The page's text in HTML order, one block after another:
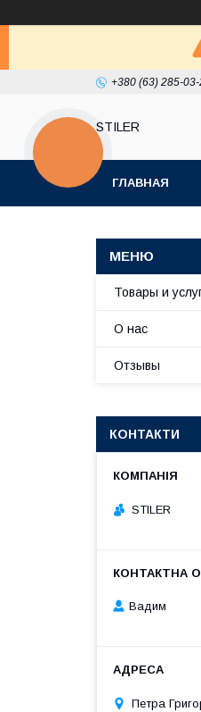
+380 (63) 285-
STILER
ГЛАВНАЯ
Товары и
О нас
Отзывы
КОНТАКТИ
STILER
Вадим
Петра